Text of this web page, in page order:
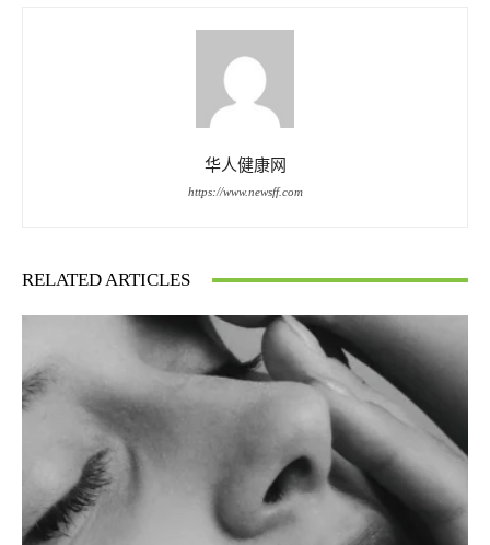
华人健康网
https://www.newsff.com
RELATED ARTICLES